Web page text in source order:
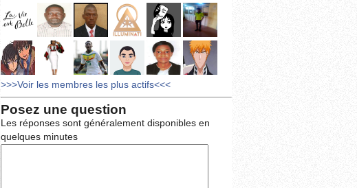
>>>Voir les membres les plus actifs<<<
Posez une question
Les réponses sont généralement disponibles en
quelques minutes